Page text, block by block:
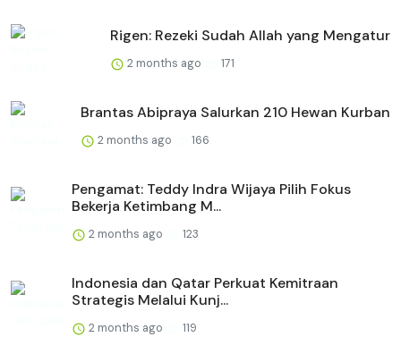
Rigen: Rezeki Sudah Allah yang Mengatur
2 months ago 171
Brantas Abipraya Salurkan 210 Hewan Kurban
2 months ago 166
Pengamat: Teddy Indra Wijaya Pilih Fokus
Bekerja Ketimbang M...
2 months ago 123
Indonesia dan Qatar Perkuat Kemitraan
Strategis Melalui Kunj...
2 months ago 119